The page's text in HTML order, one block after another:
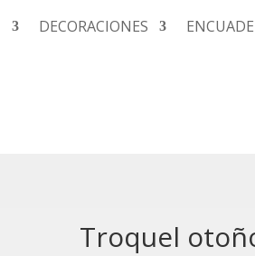
DECORACIONES
Troquel